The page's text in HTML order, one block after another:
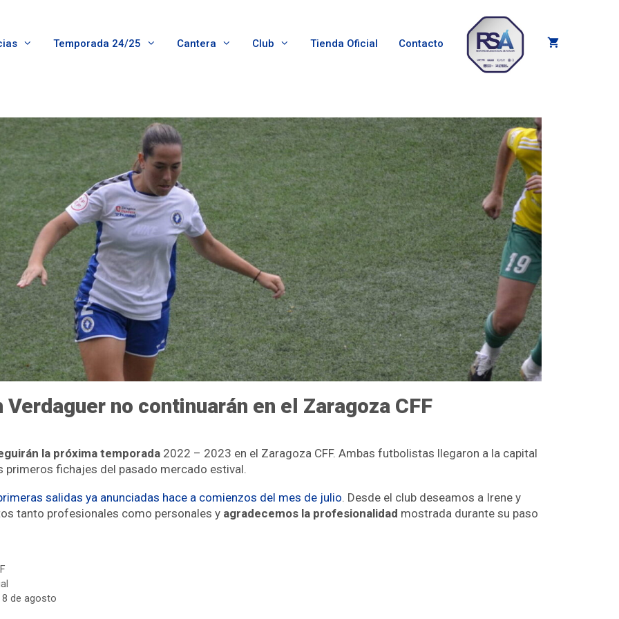
Temporada 24/25 Cantera Club Tienda Oficial Contacto
no continuarán en el Zaragoza CFF
la próxima temporada 2022 – 2023 en el Zaragoza CFF. Ambas futbolistas llegaron a la capital
primeros fichajes del pasado mercado estival.
salidas ya anunciadas hace a comienzos del mes de julio. Desde el club deseamos a Irene y
tanto profesionales como personales y agradecemos la profesionalidad mostrada durante su paso
8 de agosto